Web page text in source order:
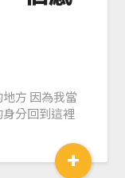
方 因為我當
分回到這裡
+